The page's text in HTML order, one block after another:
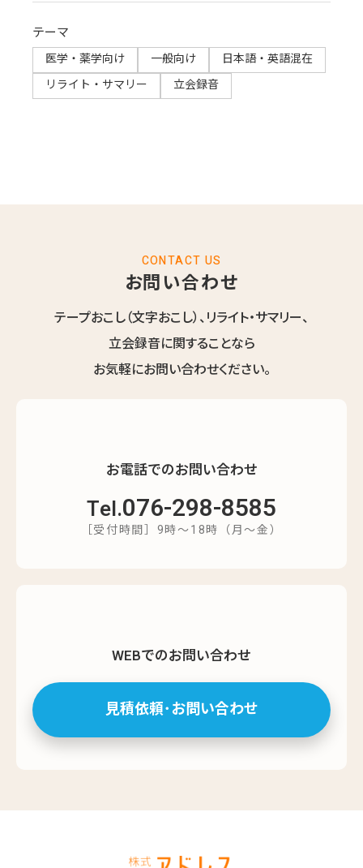
テーマ
医学・薬学向け 一般向け
日本語・英語混在
リライト・サマリー​
立会録音​
CONTACT US
お問い合わせ
テープおこし（文字おこし）、リライト・サマリー、
立会録音に関することなら
お気軽にお問い合わせください。
お電話でのお問い合わせ
Tel.076-298-8585
［受付時間］9時～18時（月～金）
WEBでのお問い合わせ
見積依頼･お問い合わせ